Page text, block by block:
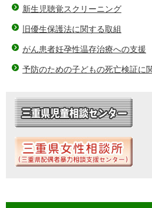
新生児聴覚スクリーニング
旧優生保護法に関する取組
がん患者妊孕性温存治療への支援
予防のための子どもの死亡検証に